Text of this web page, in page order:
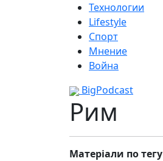
Технологии
Lifestyle
Спорт
Мнение
Война
BigPodcast
Рим
Матеріали по тегу